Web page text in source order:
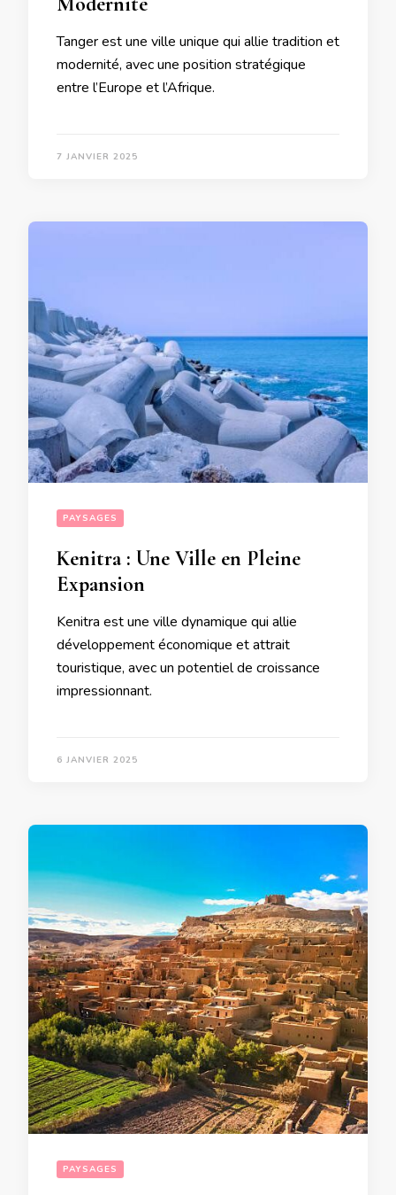
Tanger est une ville unique qui allie tradition et
modernité, avec une position stratégique
entre l’Europe et l’Afrique.
7 JANVIER 2025
PAYSAGES
Kenitra : Une Ville en Pleine
Expansion
Kenitra est une ville dynamique qui allie
développement économique et attrait
touristique, avec un potentiel de croissance
impressionnant.
6 JANVIER 2025
PAYSAGES